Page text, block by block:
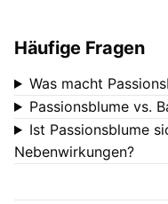
Häufige Fragen
Was macht
Passionsblume vs.
Ist Passionsblume
Nebenwirkungen?